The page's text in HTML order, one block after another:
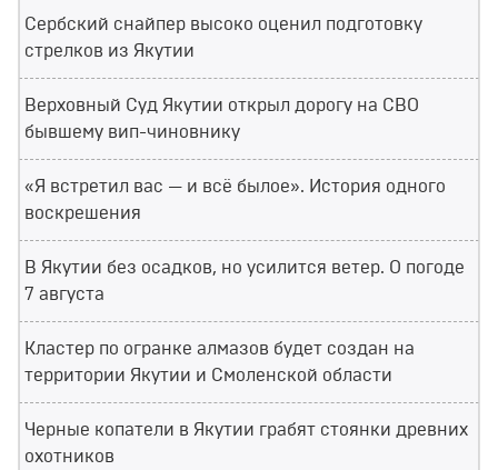
Сербский снайпер высоко оценил подготовку
стрелков из Якутии
Верховный Суд Якутии открыл дорогу на СВО
бывшему вип-чиновнику
«Я встретил вас — и всё былое». История одного
воскрешения
В Якутии без осадков, но усилится ветер. О погоде
7 августа
Кластер по огранке алмазов будет создан на
территории Якутии и Смоленской области
Черные копатели в Якутии грабят стоянки древних
охотников